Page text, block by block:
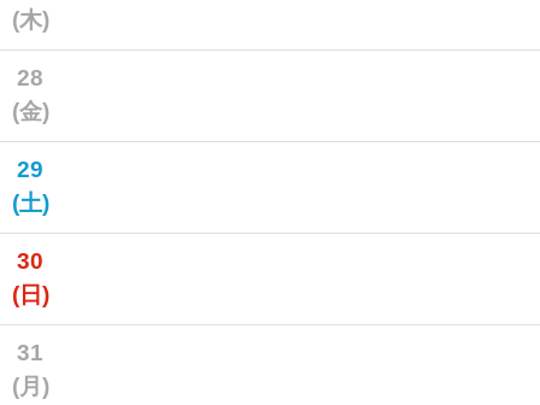
(木)
28
(金)
29
(土)
30
(日)
31
(月)